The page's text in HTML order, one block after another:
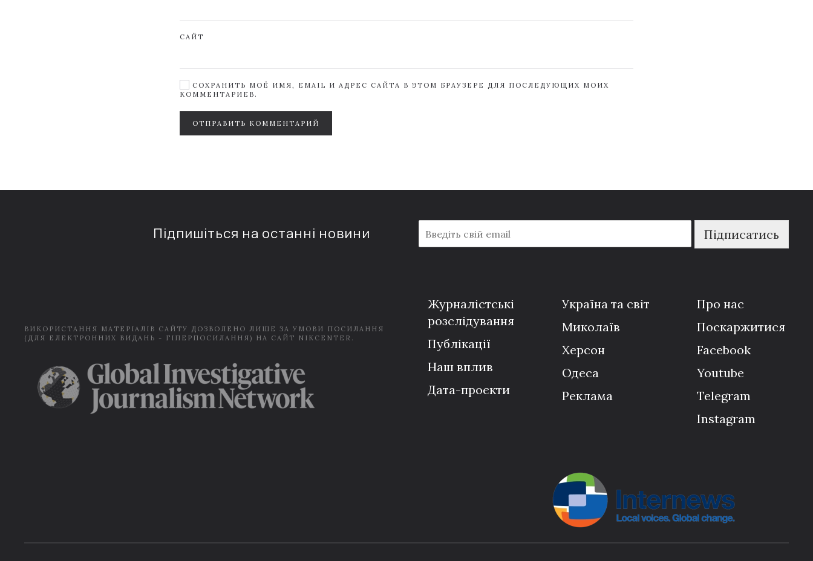
САЙТ
СОХРАНИТЬ МОЁ ИМЯ, EMAIL И АДРЕС САЙТА В ЭТОМ БРАУЗЕРЕ ДЛЯ ПОСЛЕДУЮЩИХ МОИХ
КОММЕНТАРИЕВ.
ОТПРАВИТЬ КОММЕНТАРИЙ
Підпишіться на останні новини
m
a
Підписатись
ВИКОРИСТАННЯ МАТЕРІАЛІВ САЙТУ ДОЗВОЛЕНО ЛИШЕ ЗА УМОВИ ПОСИЛАННЯ
(ДЛЯ ЕЛЕКТРОННИХ ВИДАНЬ - ГІПЕРПОСИЛАННЯ) НА САЙТ NIKCENTER.
Журналістські
розслідування
Публікації
Наш вплив
Дата-проєкти
Україна та світ
Миколаїв
Херсон
Одеса
Реклама
Про нас
Поскаржитися
Facebook
Youtube
Telegram
Instagram